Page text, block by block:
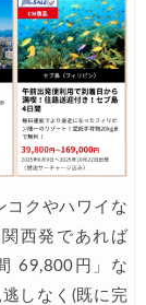
円OFFクーポン
クーポン
クーポン
OFFクーポン
円OFFクーポン
大20,000円OFFクー
20,000円OFFクー
コクやハワイな
西発であれば
69,800円」な
しなく(既に完